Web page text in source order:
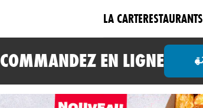
LA CARTERESTAURANTS
COMMANDEZ EN LIGNE